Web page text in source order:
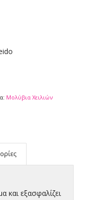
Μολύβια Xειλιών
και εξασφαλίζει